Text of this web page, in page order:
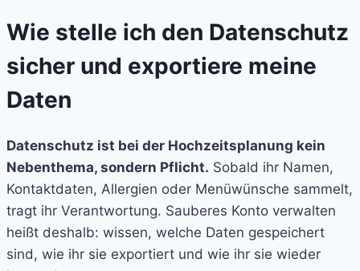
Wie stelle ich den Datenschutz
sicher und exportiere meine
Daten
Datenschutz ist bei der Hochzeitsplanung kein
Nebenthema, sondern Pflicht. Sobald ihr Namen,
Kontaktdaten, Allergien oder Menüwünsche sammelt,
tragt ihr Verantwortung. Sauberes Konto verwalten
heißt deshalb: wissen, welche Daten gespeichert
sind, wie ihr sie exportiert und wie ihr sie wieder